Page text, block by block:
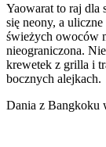
Yaowarat to raj dla
się neony, a
świeżych owoców
nieograniczona.
krewetek z grilla i
bocznych alejkach.
Dania z Bangkoku